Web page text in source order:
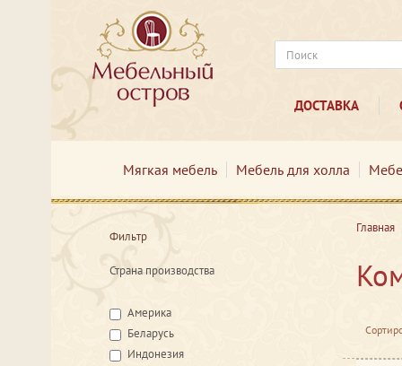
ДОСТАВКА
Мягкая мебель Мебель для холла
Фильтр
Страна производства
Америка
Беларусь
Индонезия
Главная